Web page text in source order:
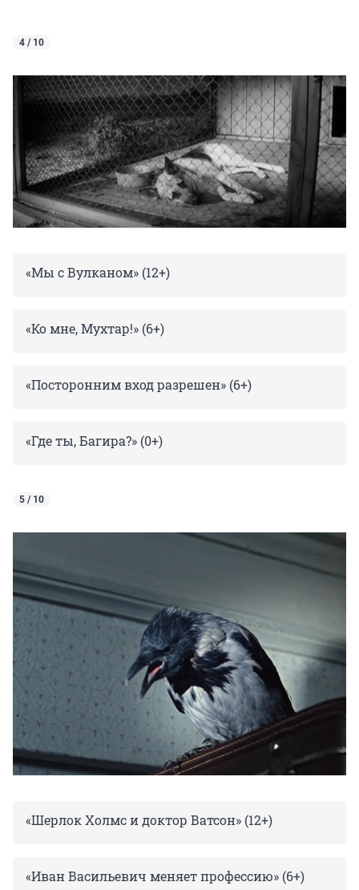
4 / 10
«Мы с Вулканом» (12+)
«Ко мне, Мухтар!» (6+)
«Посторонним вход разрешен» (6+)
«Где ты, Багира?» (0+)
5 / 10
«Шерлок Холмс и доктор Ватсон» (12+)
«Иван Васильевич меняет профессию» (6+)